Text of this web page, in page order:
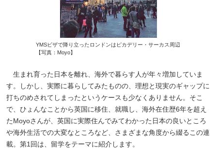
YMSビザで降り立ったロンドンはピカデリー・サーカス周辺
【写真：Moyo】
生まれ育った日本を離れ、海外で暮らす人が年々増加していま
す。しかし、実際に暮らしてみたものの、理想と現実のギャップに
打ちのめされてしまったというケースも少なくありません。そこ
で、ひょんなことから英国に移住、就職し、海外在住歴6年を超え
たMoyoさんが、英国に実際住んでみてわかった日本の良いところ
や海外生活での大変なところなど、さまざまな角度から綴るこの連
載。第1回は、留学をテーマに紹介します。